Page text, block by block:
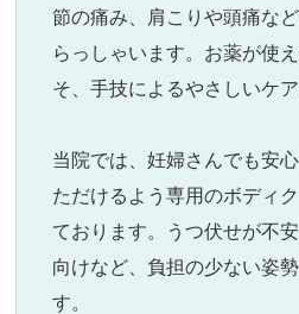
節の痛み、肩こりや頭痛な
らっしゃいます。お薬が使
そ、手技によるやさしいケ
当院では、妊婦さんでも安
ただけるよう専用のボディ
ております。うつ伏せが不
向けなど、負担の少ない姿
す。